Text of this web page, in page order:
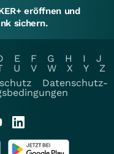
eröffnen und
sichern.
E F G H I
J
U V W X Y
Z
Datenschutz-